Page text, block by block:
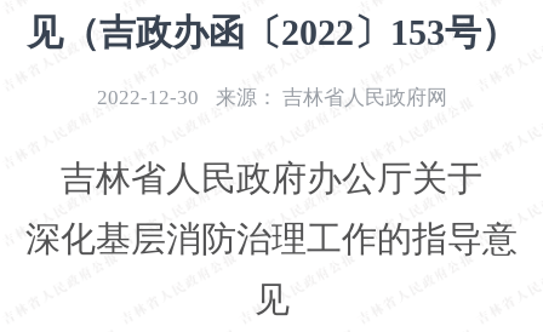
见（吉政办函〔2022〕153号）
2022-12-30 来源： 吉林省人民政府网
吉林省人民政府办公厅关于
深化基层消防治理工作的指导意
见